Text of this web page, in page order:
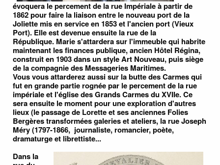
évoquera le percement de la rue Impériale à partir de
1862 pour faire la liaison entre le nouveau port de la
Joliette mis en service en 1853 et l'ancien port (Vieux
Port). Elle est devenue ensuite la rue de la
République. Marie s'attardera sur l'immeuble qui habrite
maintenant les finances publique, ancien Hôtel Régina,
construit en 1903 dans un style Art Nouveau, puis siège
de la compagnie des Messageries Maritimes.
Vous vous attarderez aussi sur la butte des Carmes qui
fut en grande partie rognée par le percement de la rue
impériale et l'église des Grands Carmes du XVIIe. Ce
sera ensuite le moment pour une exploration d'autres
lieux (le passage de Lorette et ses anciennes Folies
Bergères transformées galeries et ateliers, la rue Joseph
Méry (1797-1866, journaliste, romancier, poète,
dramaturge et librettiste...
Dans la